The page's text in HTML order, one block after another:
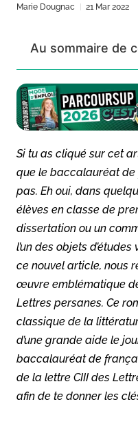
Marie Dougnac 21 Mar 2022
Au sommaire de
Si tu as cliqué sur cet
que le baccalauréat
pas. Eh oui, dans
élèves en classe de
dissertation ou un
l’un des objets
ce nouvel article, nous
œuvre emblématique
Lettres persanes. Ce
classique de la
d’une grande aide le
baccalauréat de
de la lettre CIII des
afin de te donner les